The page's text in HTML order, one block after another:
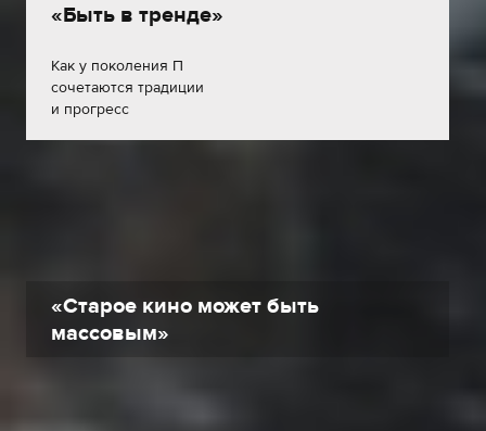
«Быть в тренде»
Как у поколения П
сочетаются традиции
и прогресс
«Старое кино может быть
массовым»